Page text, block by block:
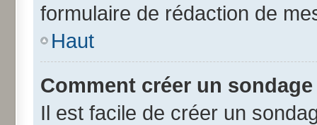
formulaire de rédaction de
Haut
Comment créer un
Il est facile de créer un